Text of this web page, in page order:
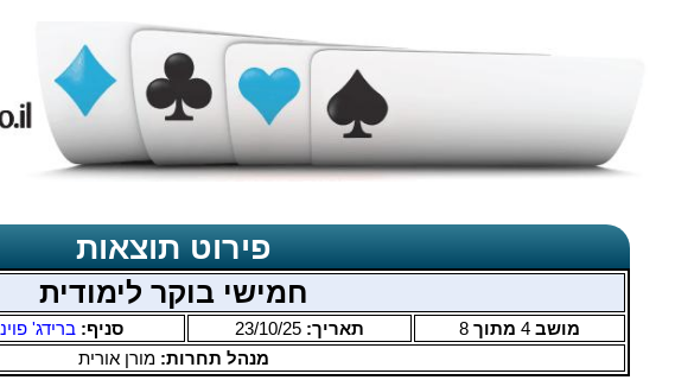
פירוט תוצאות
חמישי בוקר לימודית
מושב 4 מתוך 8 תאריך: 23/10/25 סניף: ברידג'
מנהל תחרות:מורן אורית